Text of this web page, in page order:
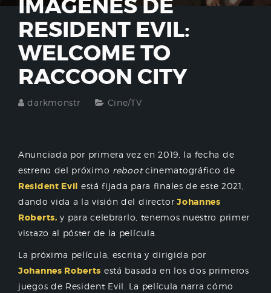
IMÁGENES DE
RESIDENT EVIL:
WELCOME TO
RACCOON CITY
darkmonstr Cine/TV
Anunciada por primera vez en 2019, la fecha de
estreno del próximo rebootcinematográfico de
Resident Evil está fijada para finales de este 2021,
dando vida a la visión del director Johannes
Roberts, y para celebrarlo, tenemos nuestro primer
vistazo al póster de la película.
La próxima película, escrita y dirigida por
Johannes Roberts está basada en los dos primeros
juegos de Resident Evil. La película narra cómo